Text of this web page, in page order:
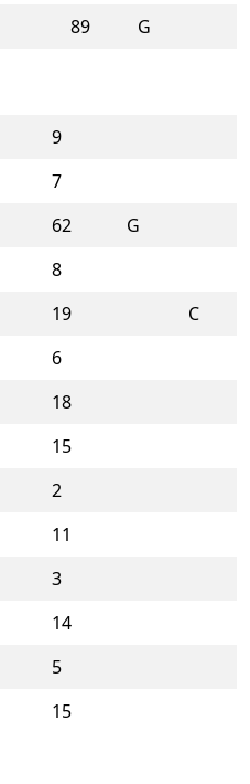
89 G
9
7
62
G
8
19
C
6
18
15
2
11
3
14
5
15